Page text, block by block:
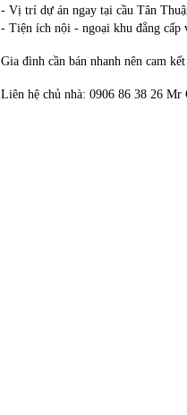
- Vị trí dự án ngay tại cầu Tân
- Tiện ích nội - ngoại khu đẳng cấp
Gia đình cần bán nhanh nên cam
Liên hệ chủ nhà: 0906 86 38 26 Mr